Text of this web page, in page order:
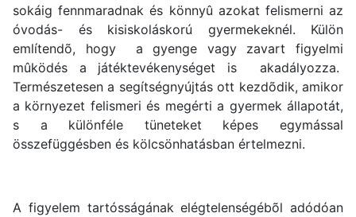
sokáig fennmaradnak és könnyû azokat felismerni az
óvodás- és kisiskoláskorú gyermekeknél. Külön
említendõ, hogy a gyenge vagy zavart figyelmi
mûködés a játéktevékenységet is akadályozza.
Természetesen a segítségnyújtás ott kezdõdik, amikor
a környezet felismeri és megérti a gyermek állapotát,
s a különféle tüneteket képes egymással
összefüggésben és kölcsönhatásban értelmezni.
A figyelem tartósságának elégtelenségébõl adódóan